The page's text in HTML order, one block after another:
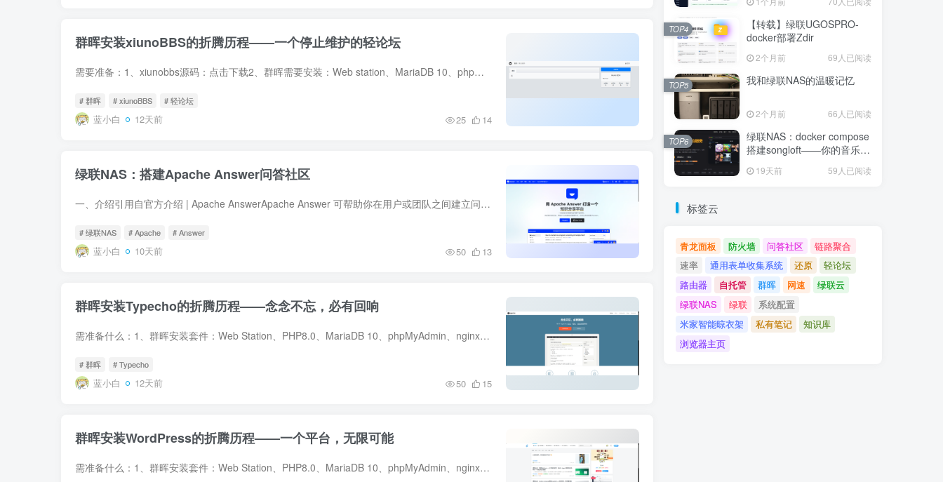
群晖安装xiunoBBS的折腾历程——一个停止维护的轻论坛
需要准备：1、xiunobbs源码：点击下载2、群晖需要安装：Web station、MariaDB 10、phpMyAdmin、php7.4介绍：Xiuno来源介绍Xiuno 这个名字来源于圣斗士星矢白羊座的黄金圣斗士修罗，他的攻击速度...
# 群晖 # xiunoBBS # 轻论坛
蓝小白 12天前 25 14
绿联NAS：搭建Apache Answer问答社区
一、介绍引用自官方介绍 | Apache AnswerApache Answer 可帮助你在用户或团队之间建立问答社区。你可以在这里分享知识并帮助用户解决问题。功能一览问答体验，简洁流畅提问与回答：轻松提交和回...
# 绿联NAS # Apache # Answer
蓝小白 10天前 50 13
群晖安装Typecho的折腾历程——念念不忘，必有回响
需准备什么：1、群晖安装套件：Web Station、PHP8.0、MariaDB 10、phpMyAdmin、nginx或apache HTTP Server 2.42、准备安装包：下载Typecho、可下载一个好看的主题3、打开准备访问端口，本文以10...
# 群晖 # Typecho
蓝小白 12天前 50 15
群晖安装WordPress的折腾历程——一个平台，无限可能
需准备什么：1、群晖安装套件：Web Station、PHP8.0、MariaDB 10、phpMyAdmin、nginx或apache HTTP Server 2.42、准备安装包：下载​**WordPress​、可购买一个好看的子比主题**3、打开准备访问...
【转载】绿联UGOSPRO-
docker部署Zdir
2个月前 69人已阅读
TOP4
我和绿联NAS的温暖记忆
2个月前 66人已阅读
TOP5
绿联NAS：docker compose
搭建songloft——你的音乐，
19天前 59人已阅读
TOP6
标签云
青龙面板 防火墙 问答社区
链路聚合
速率
通用表单收集系统 还原
轻论坛
路由器​
自托管 群晖 网速
绿联云
绿联NAS
绿联
系统配置
米家智能晾衣架
私有笔记
知识库
浏览器主页